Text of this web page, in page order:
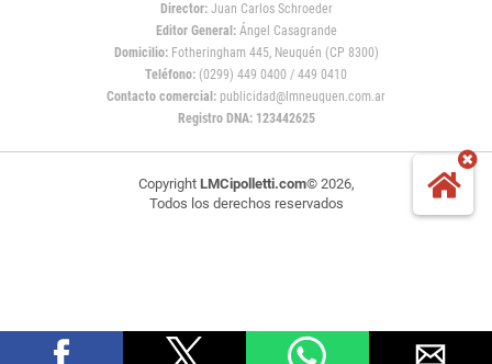
Director: Juan Carlos Schroeder
Editor General:Ángel Casagrande
Domicilio:Fotheringham 445, Neuquén (CP 8300)
Teléfono: (0299) 449 0400 / 449 0410
Contacto comercial: publicidad@lmneuquen.com.ar
Registro DNA: 123442625
Copyright LMCipolletti.com© 2026,
Todos los derechos reservados